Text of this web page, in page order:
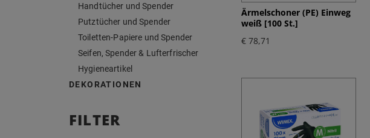
Handtücher und Spender
Putztücher und Spender
Toiletten-Papiere und Spender
Seifen, Spender & Lufterfrischer
Hygieneartikel
DEKORATIONEN
FILTER
Ärmelschoner (PE) Einweg
weiß [100 St.]
€ 78,71